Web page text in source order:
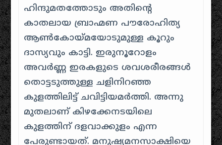
ഹിന്ദുമതത്തോടും അതിന്റെ
കാതലായ ബ്രാഹ്മണ പൗരോഹിത്യ
ആൺകോയ്‌മയോടുമുള്ള കൂറും
ദാസ്യവും കാട്ടി. ഇരുനൂറോളം
അവർണ്ണ ഇരകളുടെ ശവശരീരങ്ങൾ
തൊട്ടടുത്തുള്ള ചളിനിറഞ്ഞ
കുളത്തിലിട്ട് ചവിട്ടിയമർത്തി. അന്നു
മുതലാണ് കിഴക്കേനടയിലെ
കുളത്തിന് ദളവാക്കുളം എന്ന
പേരുണ്ടായത്. മനുഷ്യമനസാക്ഷിയെ